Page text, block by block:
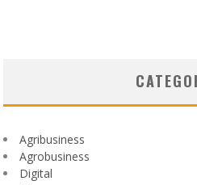
Agribusiness
Agrobusiness
Digital